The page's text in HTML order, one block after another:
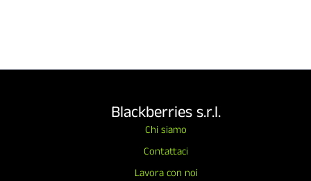
Blackberries s.r.l.
Chi siamo
Contattaci
Lavora con noi